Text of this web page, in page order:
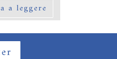
saranno
[…]
a leggere
–